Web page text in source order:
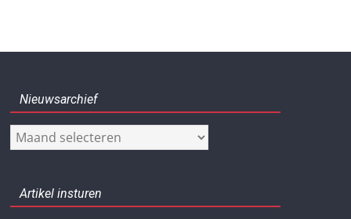
Nieuwsarchief
Nieuwsarchief
Artikel insturen